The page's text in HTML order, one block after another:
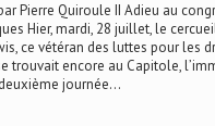
par Pierre Quiroule II Adieu au
Hier, mardi, 28 juillet, le
ce vétéran des luttes pour les
trouvait encore au Capitole,
journée...